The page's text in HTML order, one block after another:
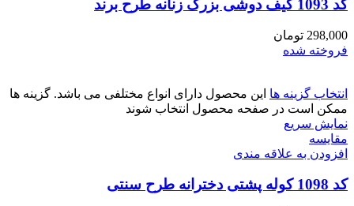
کد 1093 کیف دوشی بزرگ زنانه طرح برند
298,000 تومان
فروخته شده
انتخاب گزینه ها این محصول دارای انواع مختلفی می باشد. گزینه ها
ممکن است در صفحه محصول انتخاب شوند
نمایش سریع
مقايسه
افزودن به علاقه مندی
کد 1098 کوله پشتی دخترانه طرح سنتی